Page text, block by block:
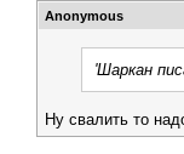
Anonymous
'Шаркан
Ну свалить то